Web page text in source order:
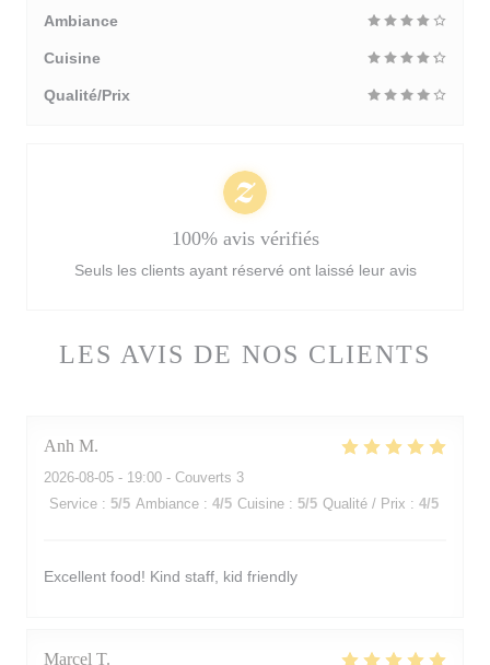
LES AVIS DE NOS CLIENTS
Anh M
2026-08-05 - 19:00 - Couverts 3
Service : 5/5 Ambiance : 4/5 Cuisine : 5/5 Qualité / Prix : 4/5
Excellent food! Kind staff, kid friendly
Marcel T
Ambiance
Cuisine
Qualité/Prix
100% avis vérifiés
Seuls les clients ayant réservé ont laissé leur avis